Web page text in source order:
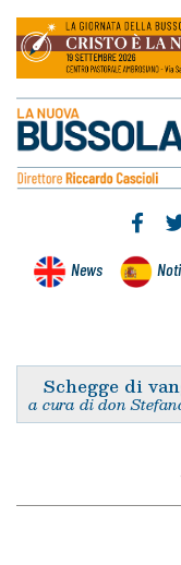
News
Schegge di
a cura di don